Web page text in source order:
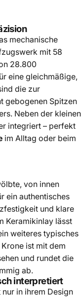
mechanische
mit 58
28.800
eine gleichmäßige,
die zur
gebogenen Spitzen
Neben der kleinen
integriert – perfekt
im Alltag oder beim
von innen
ein authentisches
und klare
Keramikinlay lässt
weiteres typisches
ist mit dem
und rundet die
ab.
interpretiert
in ihrem Design